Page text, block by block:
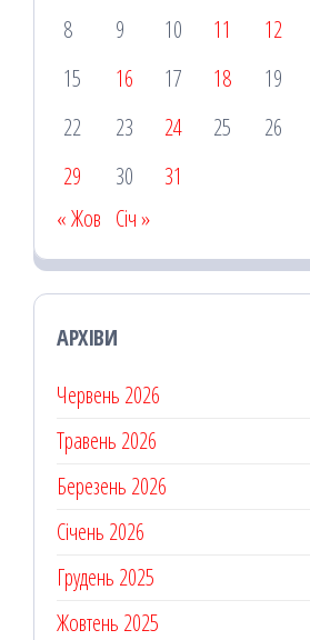
8
9 10 11 12
15
16 17 18 19
22
23 24 25 26
29
30
31
« Жов Січ »
АРХІВИ
Червень 2026
Травень 2026
Березень 2026
Січень 2026
Грудень 2025
Жовтень 2025